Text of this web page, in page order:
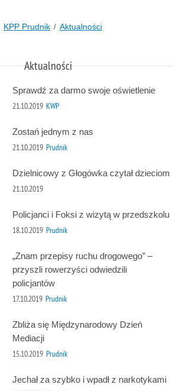
KPP Prudnik Aktualności
Aktualności
Sprawdź za darmo swoje oświetlenie
21.10.2019 KWP
Zostań jednym z nas
21.10.2019 Prudnik
Dzielnicowy z Głogówka czytał dzieciom
21.10.2019
Policjanci i Foksi z wizytą w przedszkolu
18.10.2019 Prudnik
„Znam przepisy ruchu drogowego” –
przyszli rowerzyści odwiedzili
policjantów
17.10.2019 Prudnik
Zbliża się Międzynarodowy Dzień
Mediacji
15.10.2019 Prudnik
Jechał za szybko i wpadł z narkotykami